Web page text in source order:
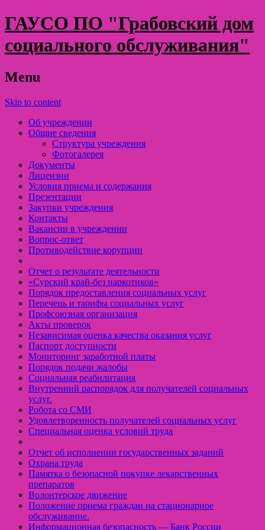
ГАУСО ПО "Грабовский дом
социального обслуживания"
Menu
Skip to content
Об учреждении
Общие сведения
Структура учреждения
Фотогалерея
Документы
Лицензии
Условия приема и содержания
Презентации
Закупки учреждения
Контакты
Вакансии в учреждении
Вопрос-ответ
Противодействие корупции
Отчет о результате деятельности
«Cурский край-без наркотиков»
Порядок предоставления социальных услуг
Перечень и тарифы социальных услуг
Профсоюзная организация
Акты проверок
Независимая оценка качества оказания услуг
Паспорт доступности
Мониторинг заработной платы
Порядок подачи жалобы
Социальная реабилитация
Внутренний распорядок для получателей социальных
услуг.
Робота со СМИ
Удовлетворенность получателей социальных услуг
Специальная оценка условий труда
Отчет об исполнении государственных заданий
Охрана труда
Памятка о безопасной покупке лекарственных
препаратов
Волонтерское движение
Положение приема граждан на стационарное
обслуживание.
Информационная безопасность — Банк России